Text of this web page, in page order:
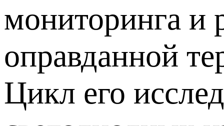
мониторинга и
оправданной
Цикл его